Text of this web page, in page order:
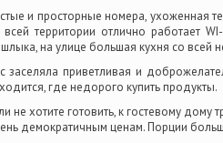
и просторные номера, ухоженная
всей территории отлично работает
на улице большая кухня со
заселяла приветливая и
где недорого купить продукты.
не хотите готовить, к гостевому
демократичным ценам. Порции